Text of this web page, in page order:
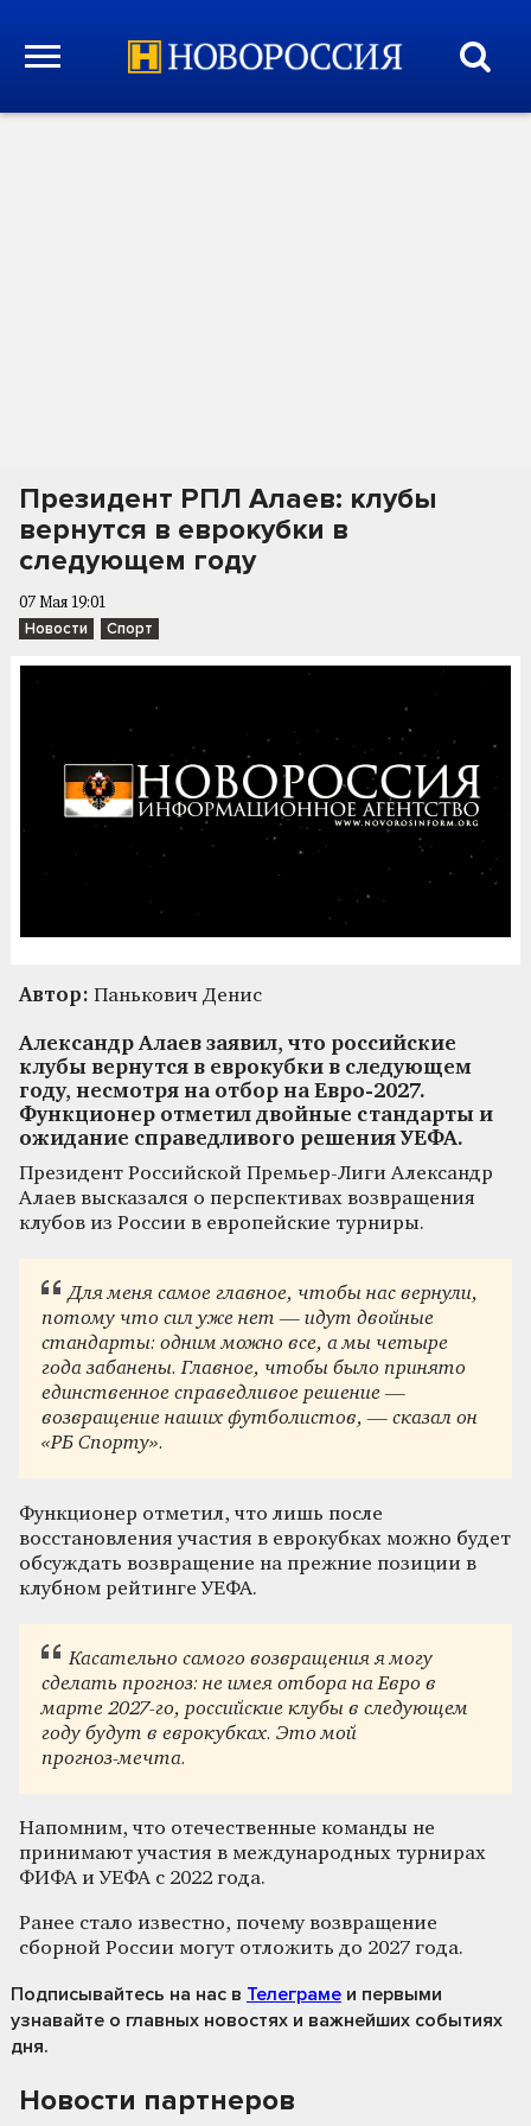
Президент РПЛ Алаев: клубы
вернутся в еврокубки в
следующем году
07 Мая 19:01
Новости Спорт
Автор: Панькович Денис
Александр Алаев заявил, что российские
клубы вернутся в еврокубки в следующем
году, несмотря на отбор на Евро-2027.
Функционер отметил двойные стандарты и
ожидание справедливого решения УЕФА.
Президент Российской Премьер-Лиги Александр
Алаев высказался о перспективах возвращения
клубов из России в европейские турниры.
Для меня самое главное, чтобы нас вернули,
потому что сил уже нет — идут двойные
стандарты: одним можно все, а мы четыре
года забанены. Главное, чтобы было принято
единственное справедливое решение —
возвращение наших футболистов, — сказал он
«РБ Спорту».
Функционер отметил, что лишь после
восстановления участия в еврокубках можно будет
обсуждать возвращение на прежние позиции в
клубном рейтинге УЕФА.
Касательно самого возвращения я могу
сделать прогноз: не имея отбора на Евро в
марте 2027‑го, российские клубы в следующем
году будут в еврокубках. Это мой
прогноз‑мечта.
Напомним, что отечественные команды не
принимают участия в международных турнирах
ФИФА и УЕФА с 2022 года.
Ранее стало известно, почему возвращение
сборной России могут отложить до 2027 года.
Подписывайтесь на нас в Телеграме и первыми
узнавайте о главных новостях и важнейших событиях
дня.
Новости партнеров